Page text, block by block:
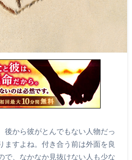
後から彼がとんでもない人物だっ
ますよね。付き合う前は外面を良
で、なかなか見抜けない人も少な